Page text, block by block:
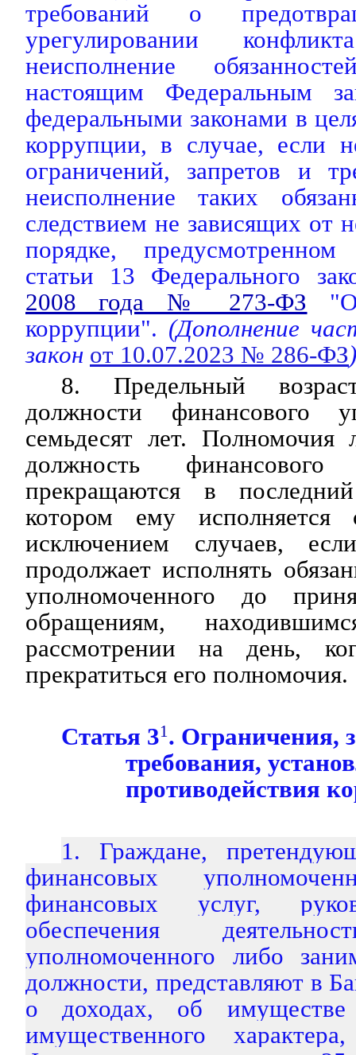
требований о
урегулировании
неисполнение
настоящим Федеральным
федеральными законами в
коррупции, в случае, если
ограничений, запретов и
неисполнение таких
следствием не зависящих от
порядке,
статьи 13 Федерального
2008 года № 273-ФЗ "О
коррупции". (Дополнение
закон от 10.07.2023 № 286-ФЗ)
8. Предельный
должности финансового
семьдесят лет. Полномочия
должность финансового
прекращаются в
котором ему исполняется
исключением случаев,
продолжает исполнять
уполномоченного до
обращениям,
рассмотрении на день,
прекратиться его полномочия.
Статья 31 . Ограничения,
требования,
противодействия
1. Граждане,
финансовых
финансовых услуг,
обеспечения
уполномоченного либо
должности, представляют в
о доходах, об имуществе
имущественного